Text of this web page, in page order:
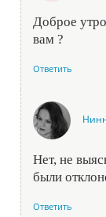
Доброе
вам ?
Ответить
Нет, не
были
Ответить